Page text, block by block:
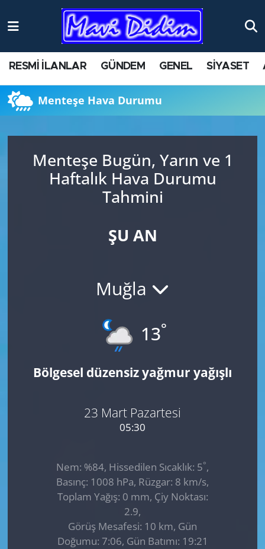
RESMİ İLANLAR GÜNDEM GENEL SİYASET
Menteşe Hava Durumu
Menteşe Bugün, Yarın ve 1
Haftalık Hava Durumu
Tahmini
ŞU AN
Muğla
13°
Bölgesel düzensiz yağmur yağışlı
23 Mart Pazartesi
05:30
Nem: %84, Hissedilen Sıcaklık: 5°,
Basınç: 1008 hPa, Rüzgar: 8 km/s,
Toplam Yağış: 0 mm, Çiy Noktası:
2.9,
Görüş Mesafesi: 10 km, Gün
Doğumu: 7:06, Gün Batımı: 19:21
ANTİK YERLER
AYDIN
BİLİM VE TEKNOLOJİ
ÇEVRE
HABERDE İNSAN
KÜLTÜR SANAT
MAGAZİN
SAĞLIK
SİYASET
Nöbetçi Eczaneler
Namaz Vakitleri
Trafik Durumu
Süper Lig Puan Durumu ve Fikstür
Tüm Manşetler